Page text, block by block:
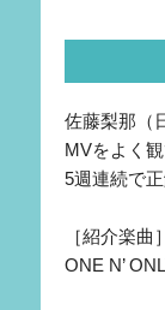
佐藤梨那（
MVをよく
5週連続で
［紹介楽曲］
ONE N’